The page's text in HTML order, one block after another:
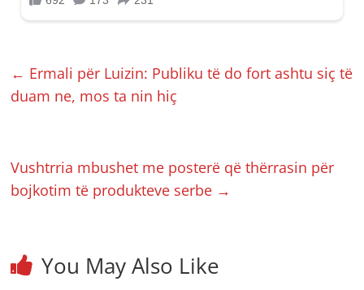
← Ermali për Luizin: Publiku të do fort ashtu siç të
duam ne, mos ta nin hiç
Vushtrria mbushet me posterë që thërrasin për
bojkotim të produkteve serbe →
You May Also Like